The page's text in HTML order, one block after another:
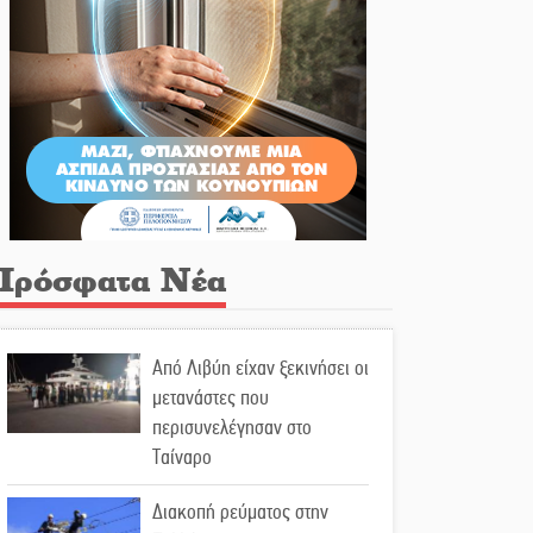
Νέα
Από Λιβύη είχαν ξεκινήσει οι
μετανάστες που
περισυνελέγησαν στο
Ταίναρο
Διακοπή ρεύματος στην